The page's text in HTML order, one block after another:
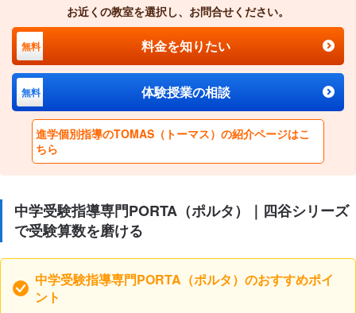
お近くの教室を選択し、お問合せください。
無料 料金を知りたい
無料 体験授業の相談
進学個別指導のTOMAS（トーマス）の紹介ページはこ
ちら
中学受験指導専門PORTA（ポルタ）｜四谷シリーズ
で受験算数を磨ける
中学受験指導専門PORTA（ポルタ）のおすすめポイ
ント